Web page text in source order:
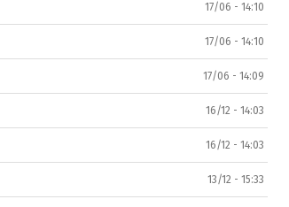
17/06 - 14:10
17/06 - 14:10
17/06 - 14:09
16/12 - 14:03
16/12 - 14:03
13/12 - 15:33